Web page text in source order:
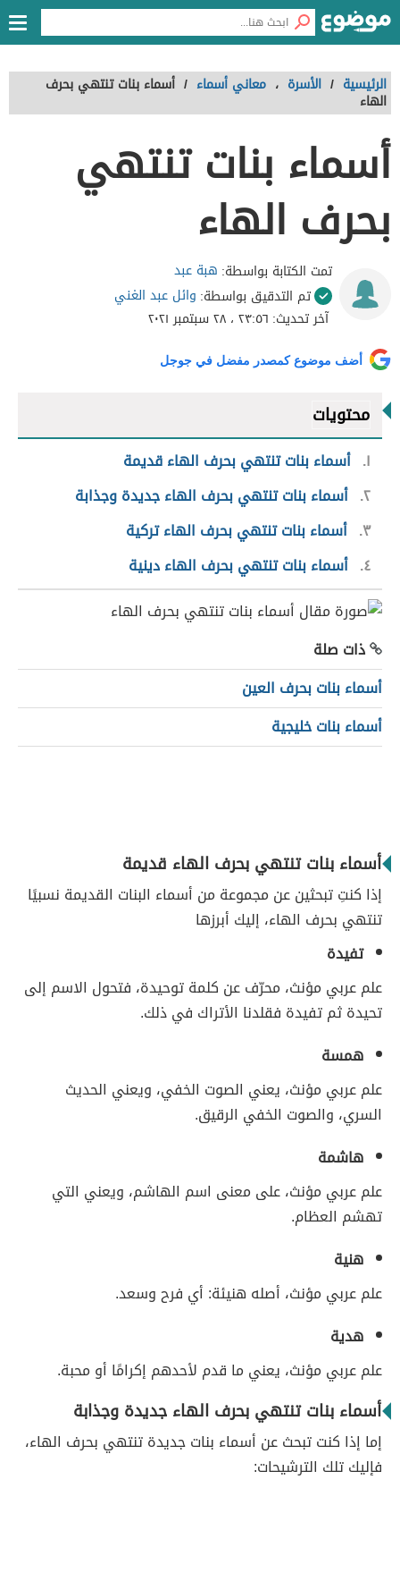
الرئيسية / الأسرة ، معاني أسماء / أسماء بنات تنتهي بحرف
الهاء
أسماء بنات تنتهي
بحرف الهاء
تمت الكتابة بواسطة: هبة عبد
تم التدقيق بواسطة: وائل عبد الغني
آخر تحديث: ٢٣:٥٦ ، ٢٨ سبتمبر ٢٠٢١
أضف موضوع كمصدر مفضل في جوجل
محتويات
١ أسماء بنات تنتهي بحرف الهاء قديمة
٢ أسماء بنات تنتهي بحرف الهاء جديدة وجذابة
٣ أسماء بنات تنتهي بحرف الهاء تركية
٤ أسماء بنات تنتهي بحرف الهاء دينية
ذات صلة
أسماء بنات بحرف العين
أسماء بنات خليجية
أسماء بنات تنتهي بحرف الهاء قديمة
إذا كنتِ تبحثين عن مجموعة من أسماء البنات القديمة نسبيًا
تنتهي بحرف الهاء، إليك أبرزها
تفيدة
علم عربي مؤنث، محرّف عن كلمة توحيدة، فتحول الاسم إلى
تحيدة ثم تفيدة فقلدنا الأتراك في ذلك.
همسة
علم عربي مؤنث، يعني الصوت الخفي، ويعني الحديث
السري، والصوت الخفي الرقيق.
هاشمة
علم عربي مؤنث، على معنى اسم الهاشم، ويعني التي
تهشم العظام.
هنية
علم عربي مؤنث، أصله هنيئة: أي فرح وسعد.
هدية
علم عربي مؤنث، يعني ما قدم لأحدهم إكرامًا أو محبة.
أسماء بنات تنتهي بحرف الهاء جديدة وجذابة
إما إذا كنت تبحث عن أسماء بنات جديدة تنتهي بحرف الهاء،
فإليك تلك الترشيحات: